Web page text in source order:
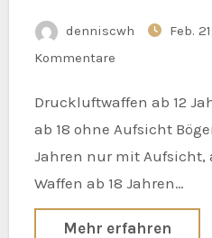
denniscwh Feb.
Kommentare
Druckluftwaffen ab 12 Jahren nur mit Aufsicht,
ab 18 ohne Aufsicht
Jahren nur mit Aufsicht,
Waffen ab 18 Jahren…
Mehr erfahren